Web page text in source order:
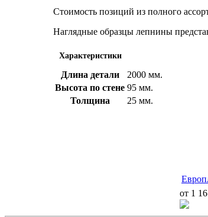
Стоимость позиций из полного
Наглядные образцы лепнины
Характеристики
Длина детали
2000 мм.
Высота по стене 95 мм.
Толщина
25 мм.
от 1